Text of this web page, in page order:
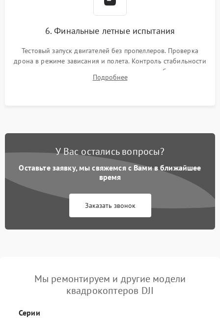
6. Финальные летные испытания
Тестовый запуск двигателей без пропеллеров. Проверка
дрона в режиме зависания и полета. Контроль стабильности
удержания точки, качества передачи видео, работы системы
возврата домой (RTH) и дальности радиосвязи.
Подробнее
У Вас остались вопросы?
Оставьте заявку, мы свяжемся с Вами в ближайшее
время
Заказать звонок
Мы ремонтируем и другие модели
квадрокоптеров DJI
Серии